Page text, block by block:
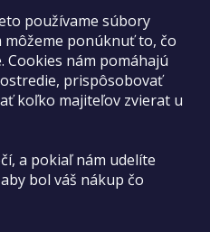
používame súbory
môžeme ponúknuť to, čo
Cookies nám pomáhajú
prispôsobovať
koľko majiteľov zvierat u
a pokiaľ nám udelíte
bol váš nákup čo
Dobierkou